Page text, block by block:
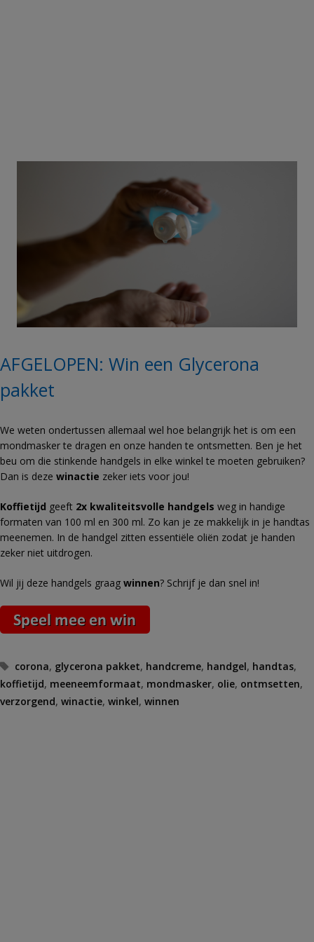
AFGELOPEN: Win een Glycerona
pakket
We weten ondertussen allemaal wel hoe belangrijk het is om een
mondmasker te dragen en onze handen te ontsmetten. Ben je het
beu om die stinkende handgels in elke winkel te moeten gebruiken?
Dan is deze winactie zeker iets voor jou!
Koffietijd geeft 2x kwaliteitsvolle handgels weg in handige
formaten van 100 ml en 300 ml. Zo kan je ze makkelijk in je handtas
meenemen. In de handgel zitten essentiële oliën zodat je handen
zeker niet uitdrogen.
Wil jij deze handgels graag winnen? Schrijf je dan snel in!
Tags
corona, glycerona pakket, handcreme, handgel, handtas,
koffietijd, meeneemformaat, mondmasker, olie, ontmsetten,
verzorgend, winactie, winkel, winnen